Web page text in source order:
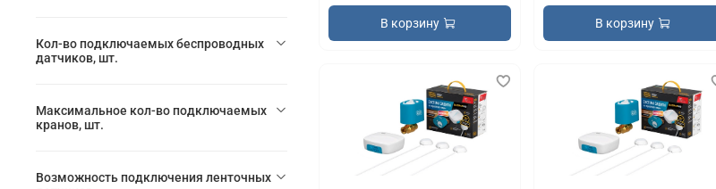
В корзину В корзину
Кол-во подключаемых беспроводных
датчиков, шт.
Максимальное кол-во подключаемых
кранов, шт.
Возможность подключения ленточных